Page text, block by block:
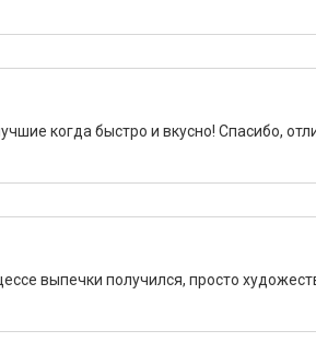
когда быстро и вкусно! Спасибо,
выпечки получился, просто